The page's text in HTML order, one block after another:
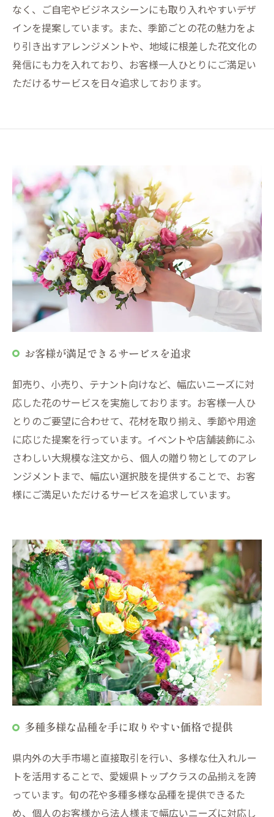
なく、ご自宅やビジネスシーンにも取り入れやすいデザ
インを提案しています。また、季節ごとの花の魅力をよ
り引き出すアレンジメントや、地域に根差した花文化の
発信にも力を入れており、お客様一人ひとりにご満足い
ただけるサービスを日々追求しております。
お客様が満足できるサービスを追求
卸売り、小売り、テナント向けなど、幅広いニーズに対
応した花のサービスを実施しております。お客様一人ひ
とりのご要望に合わせて、花材を取り揃え、季節や用途
に応じた提案を行っています。イベントや店舗装飾にふ
さわしい大規模な注文から、個人の贈り物としてのアレ
ンジメントまで、幅広い選択肢を提供することで、お客
様にご満足いただけるサービスを追求しています。
多種多様な品種を手に取りやすい価格で提供
県内外の大手市場と直接取引を行い、多様な仕入れルー
トを活用することで、愛媛県トップクラスの品揃えを誇
っています。旬の花や多種多様な品種を提供できるた
め、個人のお客様から法人様まで幅広いニーズに対応し